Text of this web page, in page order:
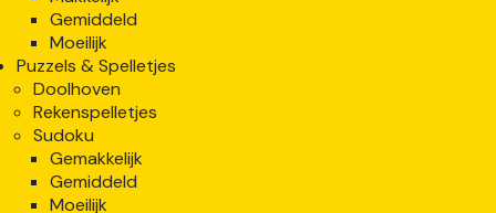
Gemiddeld
Moeilijk
Puzzels & Spelletjes
Doolhoven
Rekenspelletjes
Sudoku
Gemakkelijk
Gemiddeld
Moeilijk